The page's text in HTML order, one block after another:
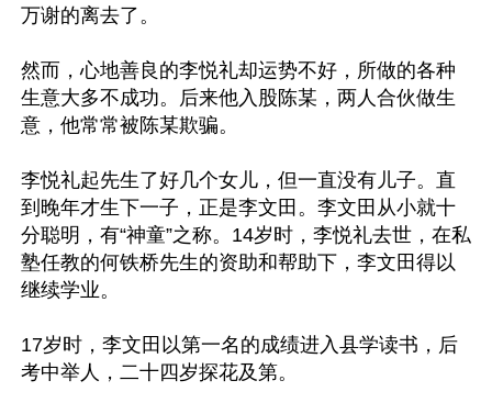
万谢的离去了。
然而，心地善良的李悦礼却运势不好，所做的各种
生意大多不成功。后来他入股陈某，两人合伙做生
意，他常常被陈某欺骗。
李悦礼起先生了好几个女儿，但一直没有儿子。直
到晚年才生下一子，正是李文田。李文田从小就十
分聪明，有“神童”之称。14岁时，李悦礼去世，在私
塾任教的何铁桥先生的资助和帮助下，李文田得以
继续学业。
17岁时，李文田以第一名的成绩进入县学读书，后
考中举人，二十四岁探花及第。